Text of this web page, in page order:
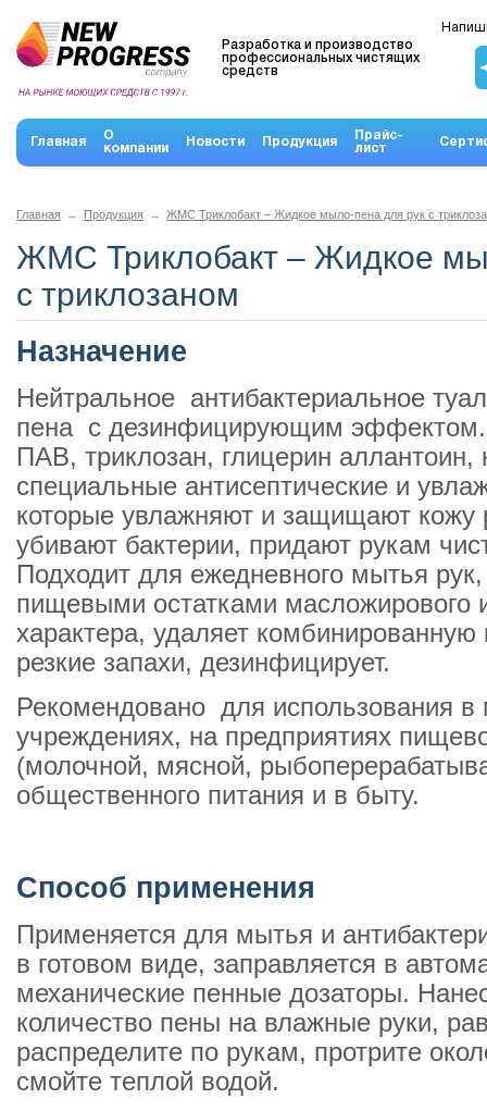
Разработка и производство
профессиональных чистящих
средств
Главная
О
компании
Новости Продукция
Прайс-
лист
Главная → Продукция → ЖМС Триклобакт – Жидкое мыло-пена для рук с
ЖМС Триклобакт – Жидкое
с триклозаном
Назначение
Нейтральное антибактериальное
пена с дезинфицирующим эффектом.
ПАВ, триклозан, глицерин аллантоин,
специальные антисептические и
которые увлажняют и защищают кожу
убивают бактерии, придают рукам
Подходит для ежедневного мытья рук,
пищевыми остатками масложирового
характера, удаляет комбинированную
резкие запахи, дезинфицирует.
Рекомендовано для использования в
учреждениях, на предприятиях
(молочной, мясной,
общественного питания и в быту.
Способ применения
Применяется для мытья и
в готовом виде, заправляется в
механические пенные дозаторы.
количество пены на влажные руки,
распределите по рукам, протрите
смойте теплой водой.